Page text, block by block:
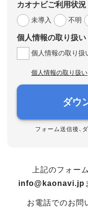
カオナビご利用状況
未導入
不明
個人情報の取り扱い
個人情報の取り扱
個人情報の取り扱い
ダウ
フォーム送信後、
上記のフォー
info@kaonavi.jp
お電話でのお問